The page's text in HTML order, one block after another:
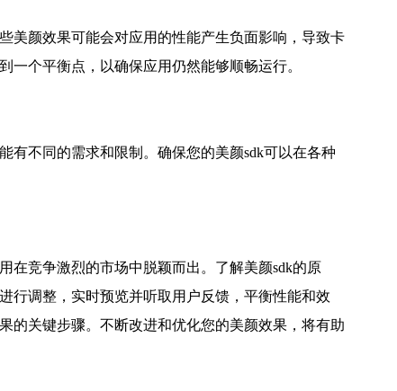
美颜效果可能会对应用的性能产生负面影响，导致卡
一个平衡点，以确保应用仍然能够顺畅运行。
有不同的需求和限制。确保您的美颜sdk可以在各种
在竞争激烈的市场中脱颖而出。了解美颜sdk的原
行调整，实时预览并听取用户反馈，平衡性能和效
的关键步骤。不断改进和优化您的美颜效果，将有助